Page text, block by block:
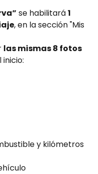
se habilitará 1
, en la sección "Mis
las mismas 8 fotos
y kilómetros